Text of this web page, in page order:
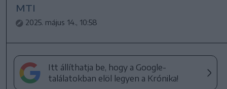
MTI
2025. május 14., 10:58
Itt állíthatja be, hogy a Google-
találatokban elöl legyen a Krónika!